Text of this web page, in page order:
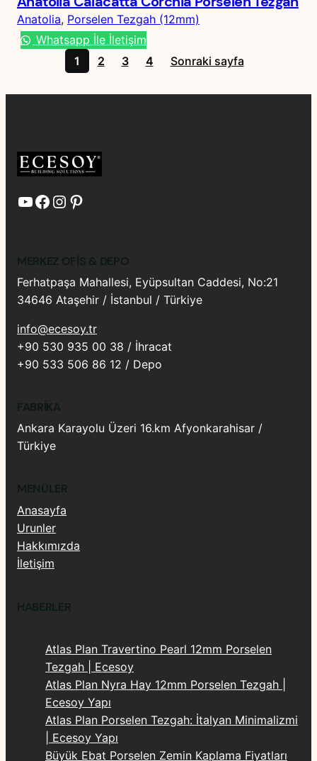
Anatolia, Porselen Tezgah (12mm)
Whatsapp İle İletişim
1
2 3 4 Sonraki sayfa
YouTube Facebook Instagram Pinterest
MERKEZ OFIS & DEPO
Ferhatpaşa Mahallesi, Eyüpsultan Caddesi, No:21
34646 Ataşehir / İstanbul / Türkiye
info@ecesoy.tr
+90 530 935 00 38 / İhracat
+90 533 506 86 12 / Depo
FABRIKA
Ankara Karayolu Üzeri 16.km Afyonkarahisar /
Türkiye
MENÜLER
Anasayfa
Urunler
Hakkımızda
İletişim
HABERLER
Atlas Plan Travertino Pearl 12mm Porselen
Tezgah | Ecesoy
Atlas Plan Nyra Hay 12mm Porselen Tezgah |
Ecesoy Yapı
Atlas Plan Porselen Tezgah: İtalyan Minimalizmi
| Ecesoy Yapı
Büyük Ebat Porselen Zemin Kaplama Fiyatları